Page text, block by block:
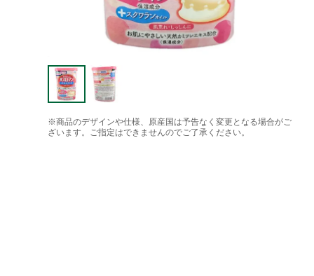
※商品のデザインや仕様、原産国は予告なく変更となる場合がご
ざいます。ご指定はできませんのでご了承ください。